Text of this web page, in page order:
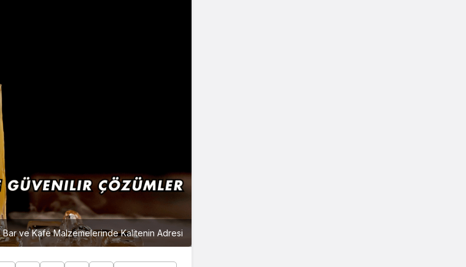
Bar ve Kafe Malzemelerinde Kalitenin Adresi